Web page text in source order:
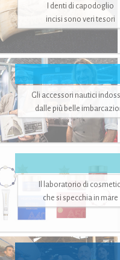
I denti di capodoglio
incisi sono veri tesori
Gli accessori nautici
dalle più belle
Il laboratorio di
che si specchia in mare